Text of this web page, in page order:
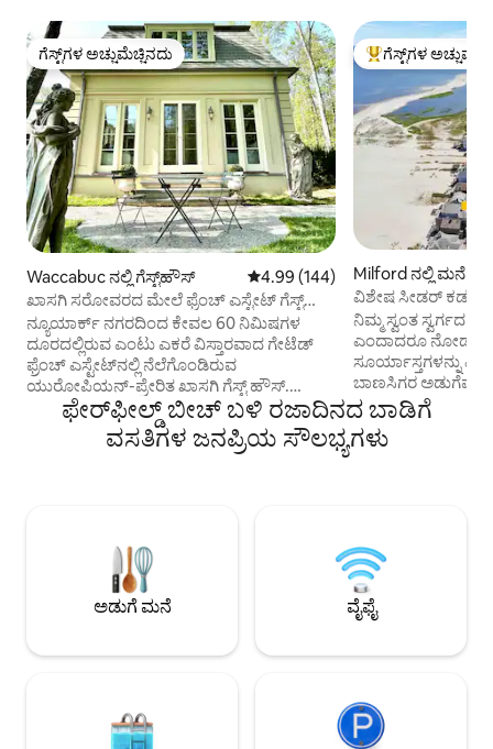
ಗೆಸ್ಟ್‌ಗಳ ಅಚ್ಚುಮೆಚ್ಚಿನದು
ಗೆಸ್ಟ್‌ಗಳ ಅಚ್ಚುಮೆಚ್ಚಿನದು
Waccabuc ನಲ್ಲಿ ಗೆಸ್ಟ್‌ಹೌಸ್ 5 ರಲ್ಲಿ 4.99 ಸರಾಸರಿ ರೇಟಿಂಗ್, 144
4.99 (144)
ಖಾಸಗಿ ಸರೋವರದ ಮೇಲೆ ಫ್ರೆಂಚ್ ಎಸ್ಟೇಟ್ ಗೆಸ್ಟ್
ಹೌಸ್
ನ್ಯೂಯಾರ್ಕ್ ನಗರದಿಂದ ಕೇವಲ 60 ನಿಮಿಷಗಳ
ದೂರದಲ್ಲಿರುವ ಎಂಟು ಎಕರೆ ವಿಸ್ತಾರವಾದ ಗೇಟೆಡ್
ಫ್ರೆಂಚ್ ಎಸ್ಟೇಟ್‌ನಲ್ಲಿ ನೆಲೆಗೊಂಡಿರುವ
ಯುರೋಪಿಯನ್-ಪ್ರೇರಿತ ಖಾಸಗಿ ಗೆಸ್ಟ್ ಹೌಸ್.
ಸುಂದರವಾಗಿ ನಿರ್ವಹಿಸಲಾದ ಉದ್ಯಾನಗಳು, 18ನೇ
ಶತಮಾನದ ಪ್ರತಿಮೆಗಳು ಮತ್ತು ಖಾಸಗಿ ಕೆರೆಯಿಂದ
ಸುತ್ತುವರೆದಿರುವ ಈ ಸ್ಥಳವು ಫ್ರೆಂಚ್ ಗ್ರಾಮೀಣ ವಿರಾಮ
ಬಿಸಿ ಮಾಡಿದ ಟವೆಲ್ ರ್ಯಾಕ್, ಉತ್ತಮ ಗುಣಮಟ್ಟದ
ಲಿನೆನ್‌ಗಳು, ಸುಂದರವಾಗಿ ವಿನ್ಯಾಸಗೊಳಿಸಿದ
ಫಿನಿಶ್‌ಗಳು ಮತ್ತು ಖಾಸಗಿ ಪ್ರವೇಶದ್ವಾರ. ವಾರಾಂತ್ಯದಲ್ಲಿ
ಸೊಗಸಾದ ವಿಹಾರಕ್ಕೆ ಅಥವಾ ಶಾಂತವಾದ ವಿಶ್ರಾಂತಿಗೆ
ಗೆಸ್ಟ್‌ಗಳಿಗೆ ಅತಿ ಹೆಚ್ಚು
ಗೆಸ್ಟ್‌ಗಳ
Milford ನಲ್ಲಿ ಮನೆ
ವಿಶೇಷ ಸೀಡರ್
ರಿಟ್ರೀಟ್
ನಿಮ್ಮ ಸ್ವಂತ ಸ್ವರ್ಗದ
ಎಂದಾದರೂ ನೋಡುವ
ಸೂರ್ಯಾಸ್ತಗಳನ್ನು
ಬಾಣಸಿಗರ
ಆನಂದಿಸಿ. ಖಾಸಗಿ
ಬೆರಗುಗೊಳಿಸುವ
ರೂಮ್‌ನೊಳಗಿನ
ವೀಕ್ಷಣೆಗಳು ಮತ್ತು
ಹೆಸರುವಾಸಿಯಾಗಿದೆ.
ಸೂರ್ಯಾಸ್ತಗಳು
ನಿಮಿಷಗಳು. ನಿಮ್ಮನ್ನು
ಫೇರ್‌ಫೀಲ್ಡ್ ಬೀಚ್ ಬಳಿ ರಜಾದಿನದ ಬಾಡಿಗೆ
ವಸತಿಗಳ ಜನಪ್ರಿಯ ಸೌಲಭ್ಯಗಳು
ಅಡುಗೆ ಮನೆ ವೈಫೈ